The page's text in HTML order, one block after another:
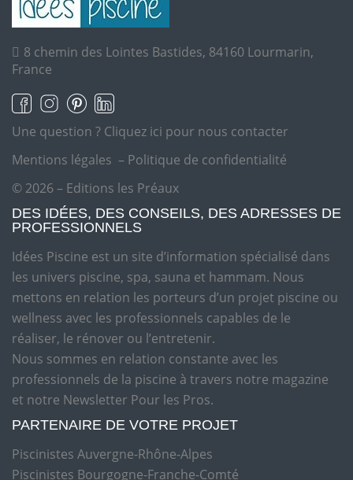
8 chemin des Lointes Bastides, 84160 Lourmarin,
France
Une question ? Cliquez ici pour nous contacter
Mentions légales – Politique de confidentialité
© 2026 – Editions les Préaux
DES IDÉES, DES CONSEILS, DES ADRESSES DE
PROFESSIONNELS
Idées Piscine est un site d’information spécialisé dans
les univers piscine, spa, sauna et hammam. Nous
mettons en relation les porteurs d’un projet piscine ou
wellness avec les professionnels capables de le
réaliser, le rénover ou l’entretenir.
Nous sommes en relation constante avec les
professionnels de la piscine à travers notre magazine
et notre Newsletter Pour les Pros.
PARTENAIRE DE VOTRE PROJET
Piscinistes Auvergne-Rhône-Alpes
Piscinistes Bourgogne-Franche-Comté